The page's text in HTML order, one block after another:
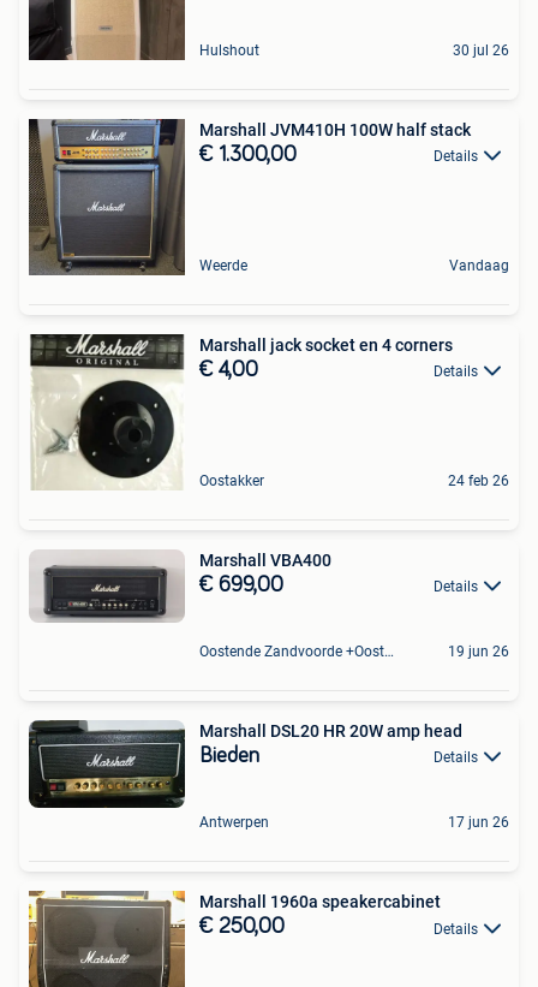
Hulshout 30 jul 26
Marshall JVM410H 100W half stack
€ 1.300,00 Details
Weerde Vandaag
Marshall jack socket en 4 corners
€ 4,00 Details
Oostakker 24 feb 26
Marshall VBA400
€ 699,00 Details
Oostende Zandvoorde +Oostende 19 jun 26
Marshall DSL20 HR 20W amp head
Bieden Details
Antwerpen 17 jun 26
Marshall 1960a speakercabinet
€ 250,00 Details